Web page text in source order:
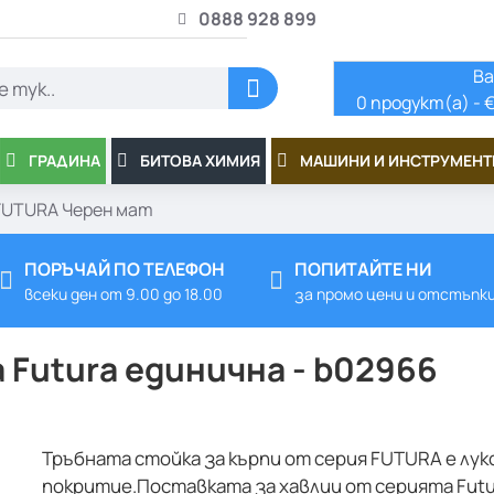
0888 928 899
0 продукт(а) -
ГРАДИНА БИТОВА ХИМИЯ МАШИНИ И
Черен мат
ПОРЪЧАЙ ПО ТЕЛЕФОН
всеки ден от 9.00 до 18.00
ПОПИТАЙТЕ НИ
за промо цени и
единична - b02966
Тръбната стойка за кърпи от серия FUTURA е
покритие.Поставката за хавлии от серията